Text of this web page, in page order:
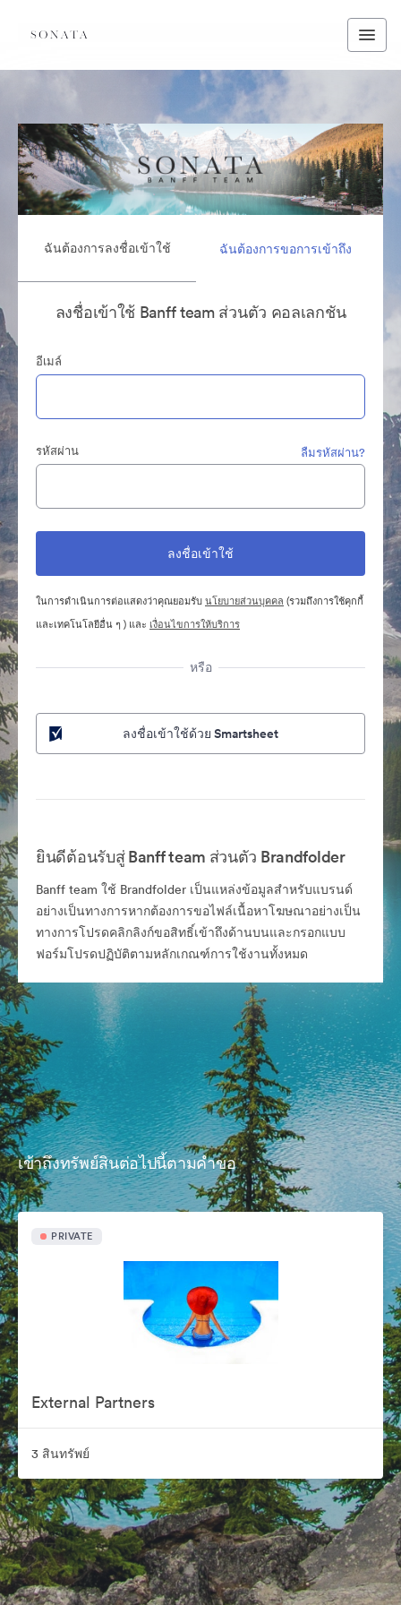
ฉันต้องการลงชื่อเข้าใช้ ฉันต้องการขอการเข้าถึง
ลงชื่อเข้าใช้ Banff team ส่วนตัว คอลเลกชัน
อีเมล์
รหัสผ่าน ลืมรหัสผ่าน?
ในการดำเนินการต่อแสดงว่าคุณยอมรับนโยบายส่วนบุคคล (รวมถึงการใช้คุกกี้
และเทคโนโลยีอื่น ๆ ) และ เงื่อนไขการให้บริการ
หรือ
ลงชื่อเข้าใช้ด้วย Smartsheet
ยินดีต้อนรับสู่ Banff team ส่วนตัว Brandfolder
Banff team ใช้ Brandfolder เป็นแหล่งข้อมูลสำหรับแบรนด์
อย่างเป็นทางการหากต้องการขอไฟล์เนื้อหาโฆษณาอย่างเป็น
ทางการโปรดคลิกลิงก์ขอสิทธิ์เข้าถึงด้านบนและกรอกแบบ
ฟอร์มโปรดปฏิบัติตามหลักเกณฑ์การใช้งานทั้งหมด
เข้าถึงทรัพย์สินต่อไปนี้ตามคำขอ
PRIVATE
External Partners
3 สินทรัพย์